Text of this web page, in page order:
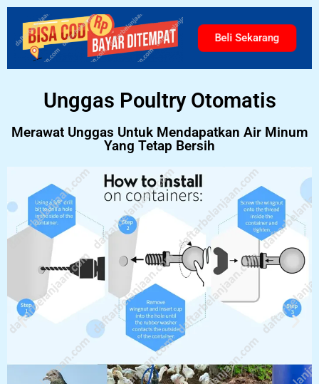
Beli Sekarang
Unggas Poultry Otomatis
Merawat Unggas Untuk Mendapatkan Air Minum
Yang Tetap Bersih